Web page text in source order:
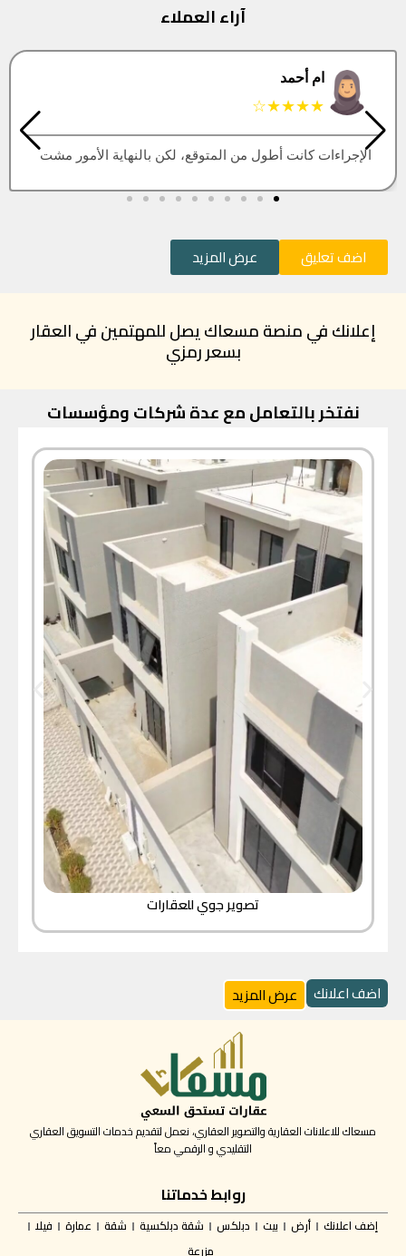
آراء العملاء
البتول
★★★★★
العقار اللي كنت أبيه طلع مباع، أتمنى التحديث يكون أسرع
اضف تعليق عرض المزيد
إعلانك في منصة مسعاك يصل للمهتمين في العقار
بسعر رمزي
نفتخر بالتعامل مع عدة شركات ومؤسسات
تصوير جوي للعقارات
اضف اعلانك عرض المزيد
مسعاك للاعلانات العقارية والتصوير العقاري، نعمل لتقديم خدمات التسويق العقاري
التقليدي و الرقمي معاً
روابط خدماتنا
إضف اعلانك أرض بيت دبلكس شقة دبلكسية شقة عمارة
فيلا
مزرعة